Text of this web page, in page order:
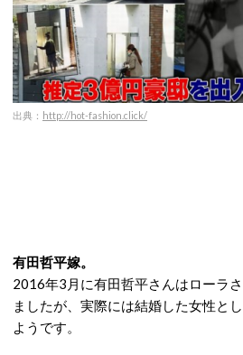
出典： http://hot-fashion.click/
有田哲平嫁。
2016年3月に有田哲平さんはローラ
ましたが、実際には結婚した女性と
ようです。